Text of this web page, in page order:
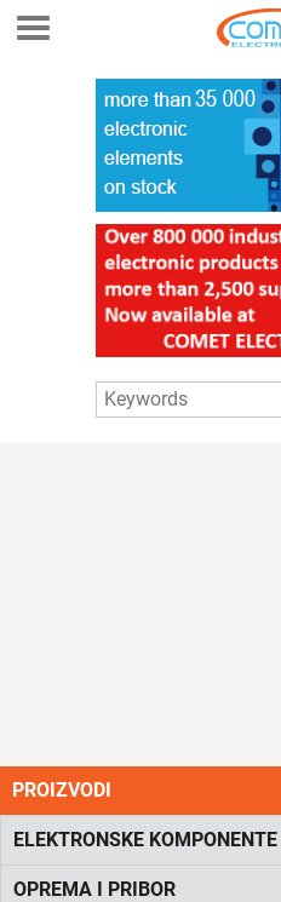
PROIZVODI
ELEKTRONSKE KOMPONENTE
OPREMA I PRIBOR